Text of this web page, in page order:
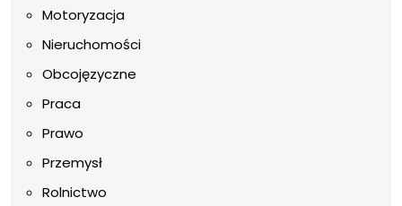
Motoryzacja
Nieruchomości
Obcojęzyczne
Praca
Prawo
Przemysł
Rolnictwo